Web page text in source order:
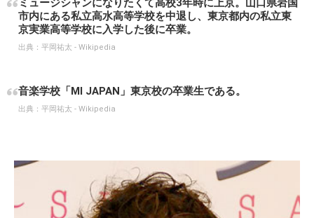
市内にある私立高水高等学校を中退し、東京都内の私立東
京実業高等学校に入学した後に卒業。
出典： 平岡祐太 - Wikipedia
音楽学校「MI JAPAN」東京校の卒業生である。
出典： 平岡祐太 - Wikipedia